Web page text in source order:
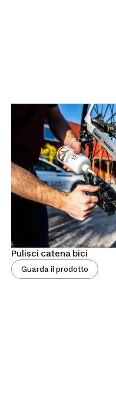
Pulisci catena bici
Guarda il prodotto